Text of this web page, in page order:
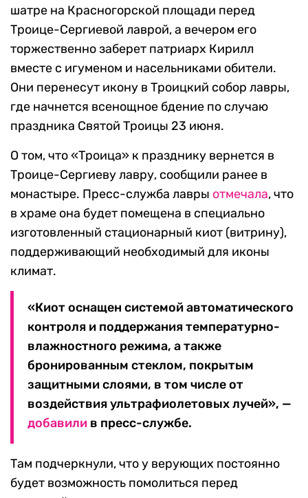
шатре на Красногорской площади перед
Троице-Сергиевой лаврой, а вечером его
торжественно заберет патриарх Кирилл
вместе с игуменом и насельниками обители.
Они перенесут икону в Троицкий собор лавры,
где начнется всенощное бдение по случаю
праздника Святой Троицы 23 июня.
О том, что «Троица» к празднику вернется в
Троице-Сергиеву лавру, сообщили ранее в
монастыре. Пресс-служба лавры отмечала, что
в храме она будет помещена в специально
изготовленный стационарный киот (витрину),
поддерживающий необходимый для иконы
климат.
«Киот оснащен системой автоматического
контроля и поддержания температурно-
влажностного режима, а также
бронированным стеклом, покрытым
защитными слоями, в том числе от
воздействия ультрафиолетовых лучей», —
добавили в пресс-службе.
Там подчеркнули, что у верующих постоянно
будет возможность помолиться перед